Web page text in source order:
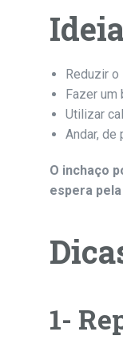
Reduzir
Fazer um
Utilizar
Andar, de
O inchaço
espera
1-